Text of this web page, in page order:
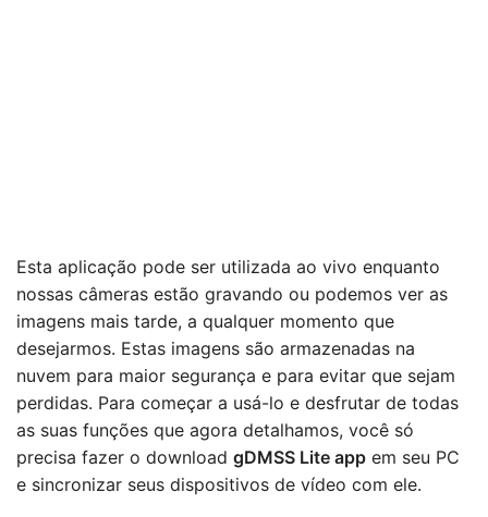
Esta aplicação pode ser utilizada ao vivo enquanto
nossas câmeras estão gravando ou podemos ver as
imagens mais tarde, a qualquer momento que
desejarmos. Estas imagens são armazenadas na
nuvem para maior segurança e para evitar que sejam
perdidas. Para começar a usá-lo e desfrutar de todas
as suas funções que agora detalhamos, você só
precisa fazer o download gDMSS Lite app em seu PC
e sincronizar seus dispositivos de vídeo com ele.